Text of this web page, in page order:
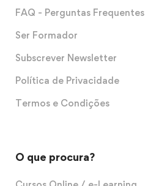
FAQ - Perguntas Frequentes
Ser Formador
Subscrever Newsletter
Política de Privacidade
Termos e Condições
O que procura?